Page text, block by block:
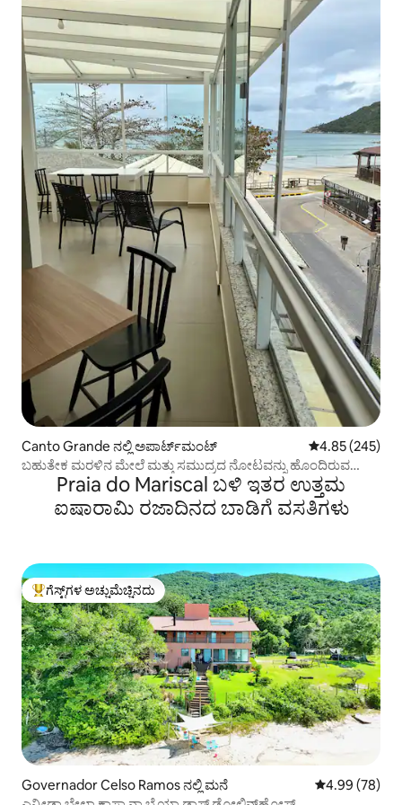
Canto Grande ನಲ್ಲಿ ಅಪಾರ್ಟ್‌ಮಂಟ್ 5 ರಲ್ಲಿ 4.85
4.85 (245)
ಬಹುತೇಕ ಮರಳಿನ ಮೇಲೆ ಮತ್ತು ಸಮುದ್ರದ ನೋಟವನ್ನು ಹೊಂದಿರುವ
ಪೆಂಟ್‌ಹೌಸ್Praia do Mariscal ಬಳಿ ಇತರ ಉತ್ತಮ
ಐಷಾರಾಮಿ ರಜಾದಿನದ ಬಾಡಿಗೆ ವಸತಿಗಳು
ಗೆಸ್ಟ್‌ಗಳಿಗೆ ಅತಿ ಹೆಚ್ಚು ಅಚ್ಚುಮೆಚ್ಚಿನದು
ಗೆಸ್ಟ್‌ಗಳ ಅಚ್ಚುಮೆಚ್ಚಿನದು
Governador Celso Ramos ನಲ್ಲಿ ಮನೆ 5 ರಲ್ಲಿ 4.99
4.99 (78)